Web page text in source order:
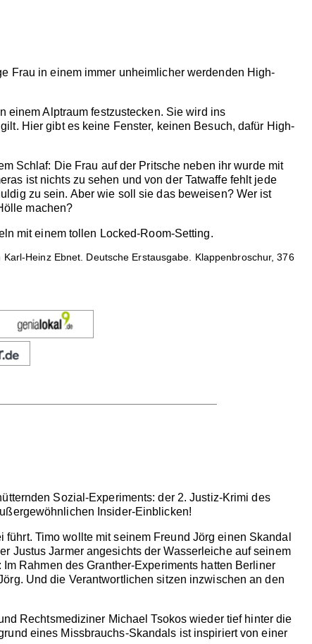
Frau in einem immer unheimlicher werdenden High-
einem Alptraum festzustecken. Sie wird ins
Hier gibt es keine Fenster, keinen Besuch, dafür High-
Schlaf: Die Frau auf der Pritsche neben ihr wurde mit
ist nichts zu sehen und von der Tatwaffe fehlt jede
zu sein. Aber wie soll sie das beweisen? Wer ist
machen?
mit einem tollen Locked-Room-Setting.
Heinz Ebnet. Deutsche Erstausgabe. Klappenbroschur, 376
Sozial-Experiments: der 2. Justiz-Krimi des
Insider-Einblicken!
Timo wollte mit seinem Freund Jörg einen Skandal
Justus Jarmer angesichts der Wasserleiche auf seinem
Rahmen des Granther-Experiments hatten Berliner
Und die Verantwortlichen sitzen inzwischen an den
Rechtsmediziner Michael Tsokos wieder tief hinter die
eines Missbrauchs-Skandals ist inspiriert von einer